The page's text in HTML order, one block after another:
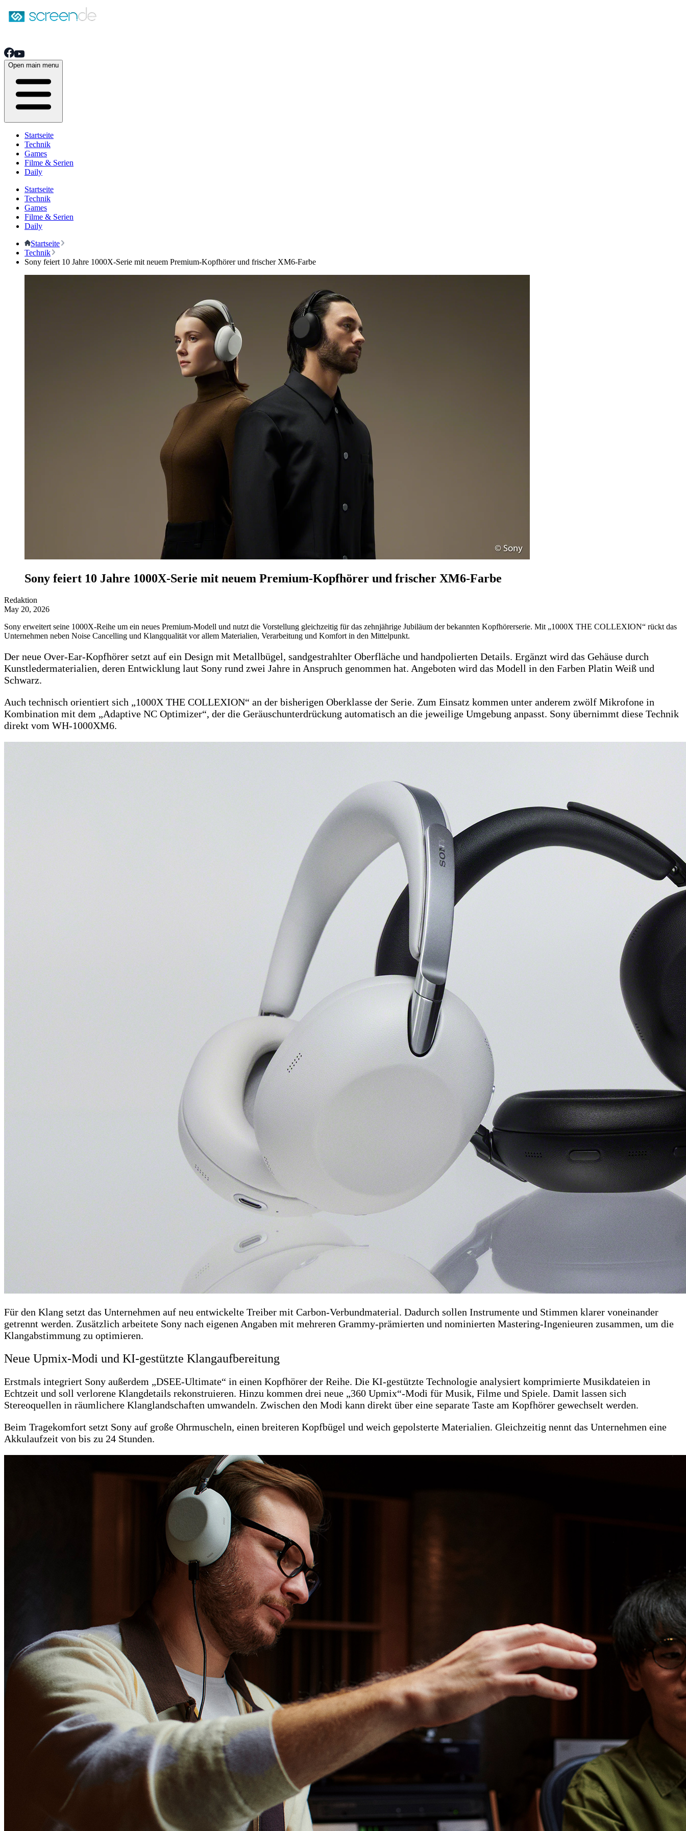
Open main menu
Startseite
Technik
Games
Filme & Serien
Daily
Startseite
Technik
Games
Filme & Serien
Daily
Startseite
Technik
Sony feiert 10 Jahre 1000X-Serie mit neuem Premium-Kopfhörer und frischer XM6-Farbe
Sony feiert 10 Jahre 1000X-Serie mit neuem Premium-Kopfhörer und frischer XM6-Farbe
Redaktion
May 20, 2026
Sony erweitert seine 1000X-Reihe um ein neues Premium-Modell und nutzt die Vorstellung gleichzeitig für das zehnjährige Jubiläum der bekannten Kopfhörerserie. Mit „1000X THE COLLEXION“ rückt das
Unternehmen neben Noise Cancelling und Klangqualität vor allem Materialien, Verarbeitung und Komfort in den Mittelpunkt.
Der neue Over-Ear-Kopfhörer setzt auf ein Design mit Metallbügel, sandgestrahlter Oberfläche und handpolierten Details. Ergänzt wird das Gehäuse durch
Kunstledermaterialien, deren Entwicklung laut Sony rund zwei Jahre in Anspruch genommen hat. Angeboten wird das Modell in den Farben Platin Weiß und
Schwarz.
Auch technisch orientiert sich „1000X THE COLLEXION“ an der bisherigen Oberklasse der Serie. Zum Einsatz kommen unter anderem zwölf Mikrofone in
Kombination mit dem „Adaptive NC Optimizer“, der die Geräuschunterdrückung automatisch an die jeweilige Umgebung anpasst. Sony übernimmt diese Technik
direkt vom WH-1000XM6.
Für den Klang setzt das Unternehmen auf neu entwickelte Treiber mit Carbon-Verbundmaterial. Dadurch sollen Instrumente und Stimmen klarer voneinander
getrennt werden. Zusätzlich arbeitete Sony nach eigenen Angaben mit mehreren Grammy-prämierten und nominierten Mastering-Ingenieuren zusammen, um die
Klangabstimmung zu optimieren.
Neue Upmix-Modi und KI-gestützte Klangaufbereitung
Erstmals integriert Sony außerdem „DSEE-Ultimate“ in einen Kopfhörer der Reihe. Die KI-gestützte Technologie analysiert komprimierte Musikdateien in
Echtzeit und soll verlorene Klangdetails rekonstruieren. Hinzu kommen drei neue „360 Upmix“-Modi für Musik, Filme und Spiele. Damit lassen sich
Stereoquellen in räumlichere Klanglandschaften umwandeln. Zwischen den Modi kann direkt über eine separate Taste am Kopfhörer gewechselt werden.
Beim Tragekomfort setzt Sony auf große Ohrmuscheln, einen breiteren Kopfbügel und weich gepolsterte Materialien. Gleichzeitig nennt das Unternehmen eine
Akkulaufzeit von bis zu 24 Stunden.